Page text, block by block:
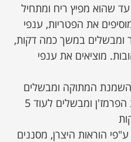
שהוא מפיץ ריח ומתחיל
את הפטריות, ענפי
ומבשלים במשך כמה דקות,
מוציאים את ענפי
המתוקה ומבשלים
עד לרתיחה. מוסיפים את הפרמז'ן ומבשלים לעוד 5
הוראות היצרן, מסננים